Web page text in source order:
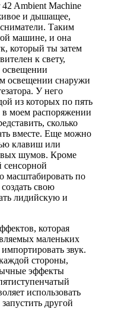
42 Ambient Machine
и дышащее,
Таким
машине, и она
который ты затем
к свету,
освещении снаружи
У него
из которых по пять
в моем распоряжении
сколько
вместе. Еще можно
клавиш или
шумов. Кроме
сенсорной
масштабировать по
свою
лидийскую и
которая
маленьких
звук.
стороны,
эффекты
использовать
другой